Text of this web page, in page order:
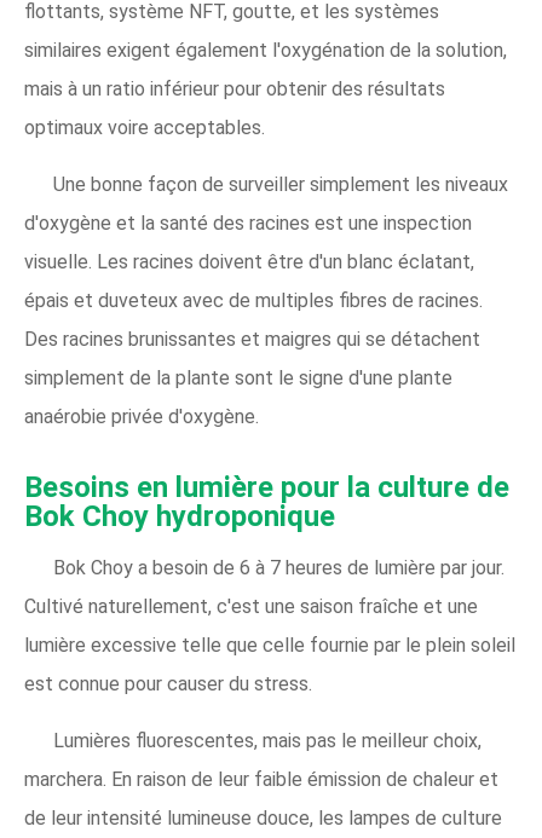
flottants, système NFT, goutte, et les systèmes
similaires exigent également l'oxygénation de la solution,
mais à un ratio inférieur pour obtenir des résultats
optimaux voire acceptables.
Une bonne façon de surveiller simplement les niveaux
d'oxygène et la santé des racines est une inspection
visuelle. Les racines doivent être d'un blanc éclatant,
épais et duveteux avec de multiples fibres de racines.
Des racines brunissantes et maigres qui se détachent
simplement de la plante sont le signe d'une plante
anaérobie privée d'oxygène.
Besoins en lumière pour la culture de
Bok Choy hydroponique
Bok Choy a besoin de 6 à 7 heures de lumière par jour.
Cultivé naturellement, c'est une saison fraîche et une
lumière excessive telle que celle fournie par le plein soleil
est connue pour causer du stress.
Lumières fluorescentes, mais pas le meilleur choix,
marchera. En raison de leur faible émission de chaleur et
de leur intensité lumineuse douce, les lampes de culture